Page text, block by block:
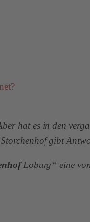
hat es in den
gibt
Loburg“ eine